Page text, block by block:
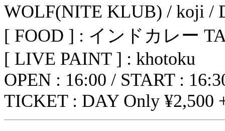
WOLF(NITE KLUB) / koji /
[ FOOD ] : インドカレー
[ LIVE PAINT ] : khotoku
OPEN : 16:00 / START :
TICKET : DAY Only ¥2,500